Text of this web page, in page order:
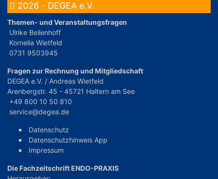
2026 - DEGEA e.V.
Themen- und Veranstaltungsfragen
Ulrike Beilenhoff
Kornelia Wietfeld
0731 9503945
Fragen zur Rechnung und Mitgliedschaft
DEGEA e.V. / Andreas Wietfeld
Arenbergstr. 45 - 45721 Haltern am See
+49 800 10 50 810
service@degea.de
Datenschutz
Datenschutzhinweis App
Impressum
Die Fachzeitschrift ENDO-PRAXIS